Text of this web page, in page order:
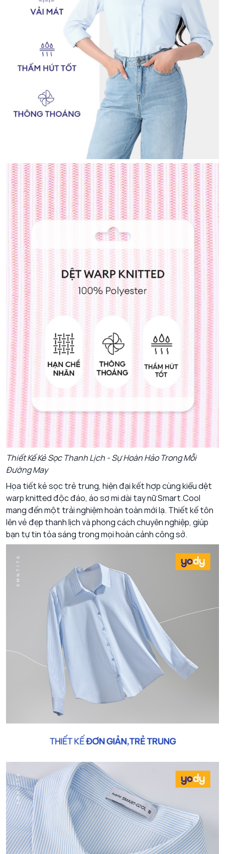
Thiết Kế Kẻ Sọc Thanh Lịch - Sự Hoàn Hảo Trong Mỗi
Đường May
Họa tiết kẻ sọc trẻ trung, hiện đại kết hợp cùng kiểu dệt
warp knitted độc đáo, áo sơ mi dài tay nữ Smart.Cool
mang đến một trải nghiệm hoàn toàn mới lạ. Thiết kế tôn
lên vẻ đẹp thanh lịch và phong cách chuyên nghiệp, giúp
bạn tự tin tỏa sáng trong mọi hoàn cảnh công sở.